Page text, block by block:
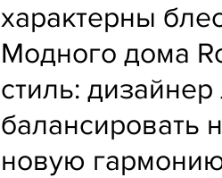
характерны
Модного дома
стиль:
балансировать
новую